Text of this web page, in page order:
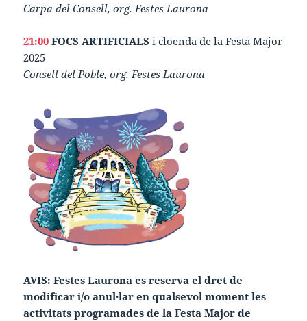
Carpa del Consell, org. Festes Laurona
21:00 FOCS ARTIFICIALS i cloenda de la Festa Major
2025
Consell del Poble, org. Festes Laurona
AVIS: Festes Laurona es reserva el dret de
modificar i/o anul·lar en qualsevol moment les
activitats programades de la Festa Major de